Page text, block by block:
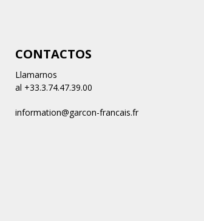
CONTACTOS
Llamarnos
al +33.3.74.47.39.00
information@garcon-francais.fr